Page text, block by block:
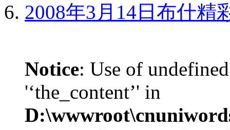
2008年3月14日布什精
Notice: Use of
'‘the_content’' in